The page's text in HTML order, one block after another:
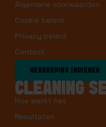
Algemene voorwaarden
Cookie beleid
Privacy beleid
Contact
HERROEPING INDIENEN
CLEANING
Hoe werkt het
Resultaten